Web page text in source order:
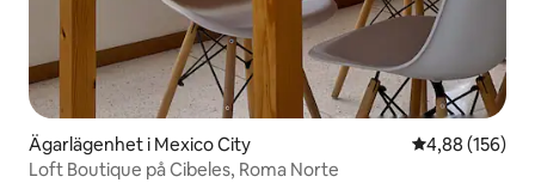
Ägarlägenhet i Mexico City 4,88 av 5 i
4,88 (156)
Loft Boutique på Cibeles, Roma Norte